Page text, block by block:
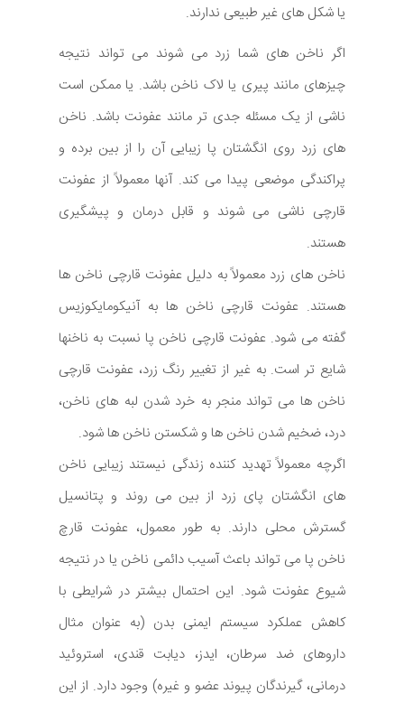
یا شکل های غیر طبیعی ندارند.
اگر ناخن های شما زرد می شوند می تواند نتیجه
چیزهای مانند پیری یا لاک ناخن باشد. یا ممکن است
ناشی از یک مسئله جدی تر مانند عفونت باشد. ناخن
های زرد روی انگشتان پا زیبایی آن را از بین برده و
پراکندگی موضعی پیدا می کند. آنها معمولاً از عفونت
قارچی ناشی می شوند و قابل درمان و پیشگیری
هستند.
ناخن های زرد معمولاً به دلیل عفونت قارچی ناخن ها
هستند. عفونت قارچی ناخن ها به آنیکومایکوزیس
گفته می شود. عفونت قارچی ناخن پا نسبت به ناخنها
شایع تر است. به غیر از تغییر رنگ زرد، عفونت قارچی
ناخن ها می تواند منجر به خرد شدن لبه های ناخن،
درد، ضخیم شدن ناخن ها و شکستن ناخن ها شود.
اگرچه معمولاً تهدید کننده زندگی نیستند زیبایی ناخن
های انگشتان پای زرد از بین می روند و پتانسیل
گسترش محلی دارند. به طور معمول، عفونت قارچ
ناخن پا می تواند باعث آسیب دائمی ناخن یا در نتیجه
شیوع عفونت شود. این احتمال بیشتر در شرایطی با
کاهش عملکرد سیستم ایمنی بدن (به عنوان مثال
داروهای ضد سرطان، ایدز، دیابت قندی، استروئید
درمانی، گیرندگان پیوند عضو و غیره) وجود دارد. از این